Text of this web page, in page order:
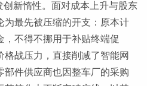
创新惰性。面对成本上升与股东
为最先被压缩的开支：原本计
不得不挪用于补贴终端促
格战压力，直接削减了智能网
部件供应商也因整车厂的采购